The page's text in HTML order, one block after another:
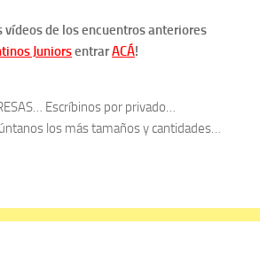
vídeos de los encuentros anteriores
JuniorsentrarACÁ!
Escríbinos por privado…
los más tamaños y cantidades…